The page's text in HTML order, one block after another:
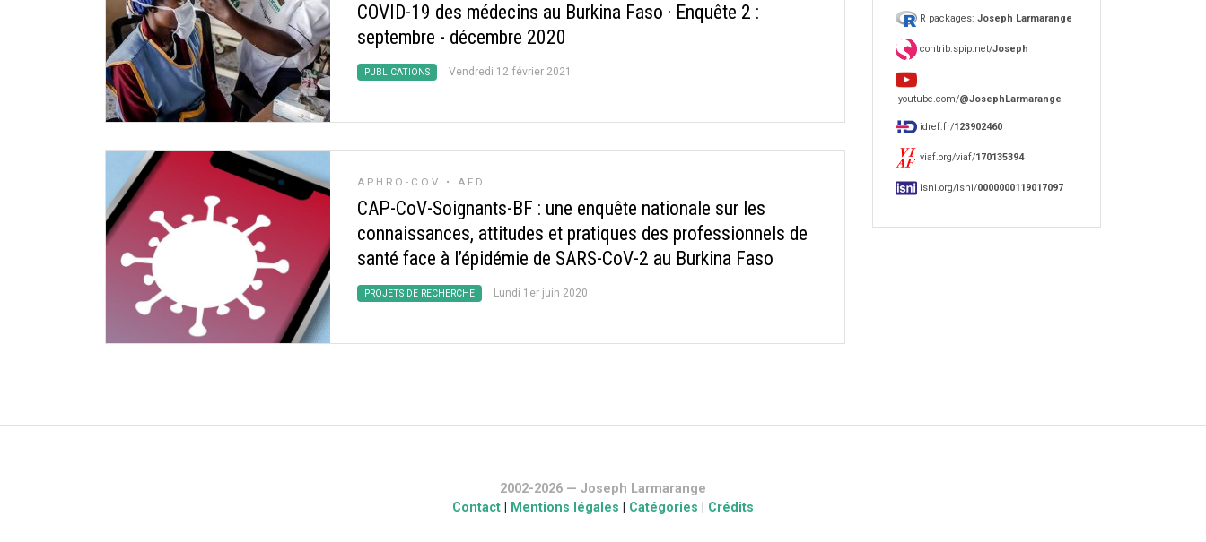
COVID-19 des médecins au Burkina Faso · Enquête 2 :
septembre - décembre 2020
PUBLICATIONS Vendredi 12 février 2021
APHRO-COV • AFD
CAP-CoV-Soignants-BF : une enquête nationale sur les
connaissances, attitudes et pratiques des professionnels de
santé face à l’épidémie de SARS-CoV-2 au Burkina Faso
PROJETS DE RECHERCHE Lundi 1er juin 2020
R packages: Joseph Larmarange
contrib.spip.net/Joseph
youtube.com/@JosephLarmarange
idref.fr/123902460
viaf.org/viaf/170135394
isni.org/isni/0000000119017097
2002-2026 — Joseph Larmarange
Contact
Mentions légales Catégories Crédits